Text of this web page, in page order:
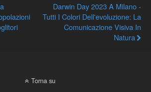
Darwin Day 2023 A Milano -
Tutti I Colori Dell'evoluzione: La
Comunicazione Visiva In
Natura
Torna su